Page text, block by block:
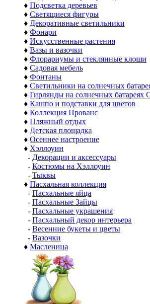
♦ Подсветка деревьев
♦ Светящиеся фигуры
♦ Декоративные светильники
♦ Фонари
♦ Искусственные растения
♦ Вазы и вазочки
♦ Флорариумы и стеклянные клоши
♦ Садовая мебель
♦ Фонтаны
♦ Светильники на солнечных
♦ Гирлянды на солнечных батареях
♦ Кашпо и подставки для цветов
♦ Коллекция Прованс
♦ Пляжный отдых
♦ Детская площадка
♦ Осеннее настроение
♦ Хэллоуин
- Декорации и аксессуары
- Костюмы на Хэллоуин
- Тыквы
♦ Пасхальная коллекция
- Пасхальные яйца
- Пасхальные Зайцы
- Пасхальные украшения
- Пасхальный декор интерьера
- Весенние букеты и цветы
- Вазочки
♦ Масленица